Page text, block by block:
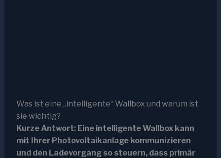
Was ist eine „intelligente“ Wallbox und warum ist
sie wichtig?
Kurze Antwort: Eine intelligente Wallbox kann
mit Ihrer Photovoltaikanlage kommunizieren
und den Ladevorgang so steuern, dass primär